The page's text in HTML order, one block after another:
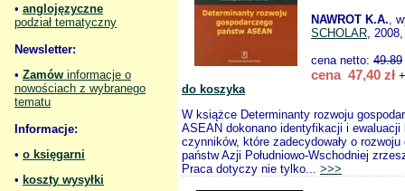
• anglojęzyczne
podział tematyczny
Newsletter:
• Zamów informacje o
nowościach z wybranego
tematu
Informacje:
• o księgarni
• koszty wysyłki
NAWROT K.A.,
SCHOLAR,
cena netto: 49.89
cena 47,40 zł
do koszyka
W książce Determinanty rozwoju
ASEAN dokonano identyfikacji i ewaluacji
czynników, które zadecydowały o
państw Azji Południowo-Wschodniej
Praca dotyczy nie tylko... >>>